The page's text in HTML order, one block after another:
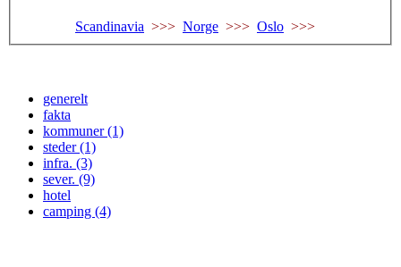
Scandinavia >>> Norge >>> Oslo
generelt
fakta
kommuner (1)
steder (1)
infra. (3)
sever. (9)
hotel
camping (4)